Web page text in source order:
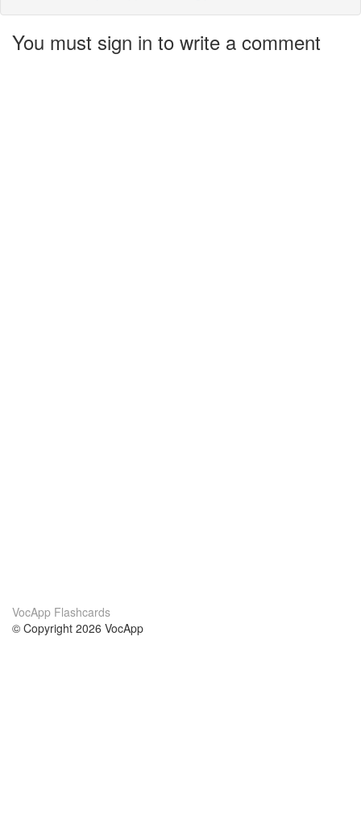
You must sign in to write a comment
VocApp Flashcards
© Copyright 2026 VocApp